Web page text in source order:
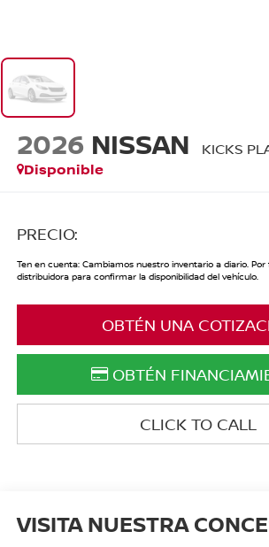
2026 NISSAN
KICKS
Disponible
PRECIO:
Ten en cuenta: Cambiamos nuestro inventario a diario. Por
distribuidora para confirmar la disponibilidad del vehículo.
OBTÉN UNA
OBTÉN
CLICK TO CALL
VISITA NUESTRA